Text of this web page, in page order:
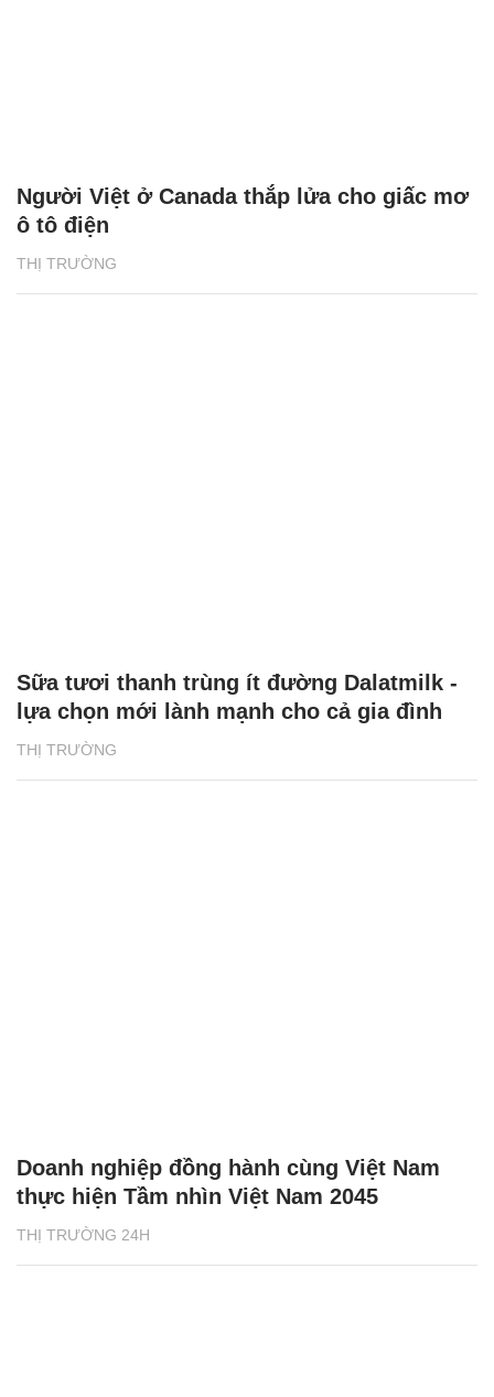
THỊ TRƯỜNG
Người Việt ở Canada thắp lửa cho giấc mơ
ô tô điện
THỊ TRƯỜNG
Sữa tươi thanh trùng ít đường Dalatmilk -
lựa chọn mới lành mạnh cho cả gia đình
THỊ TRƯỜNG 24H
Doanh nghiệp đồng hành cùng Việt Nam
thực hiện Tầm nhìn Việt Nam 2045